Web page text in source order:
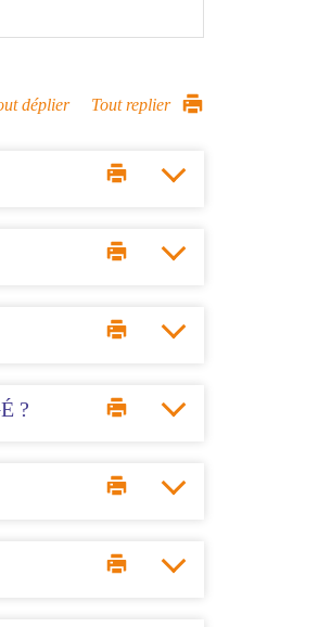
déplier Tout replier
?